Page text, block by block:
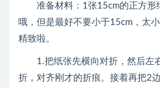
准备材料：1张15cm的正方形
哦，但是最好不要小于15cm，太
精致啦。
1.把纸张先横向对折，然后左
折，对齐刚才的折痕。接着再把2